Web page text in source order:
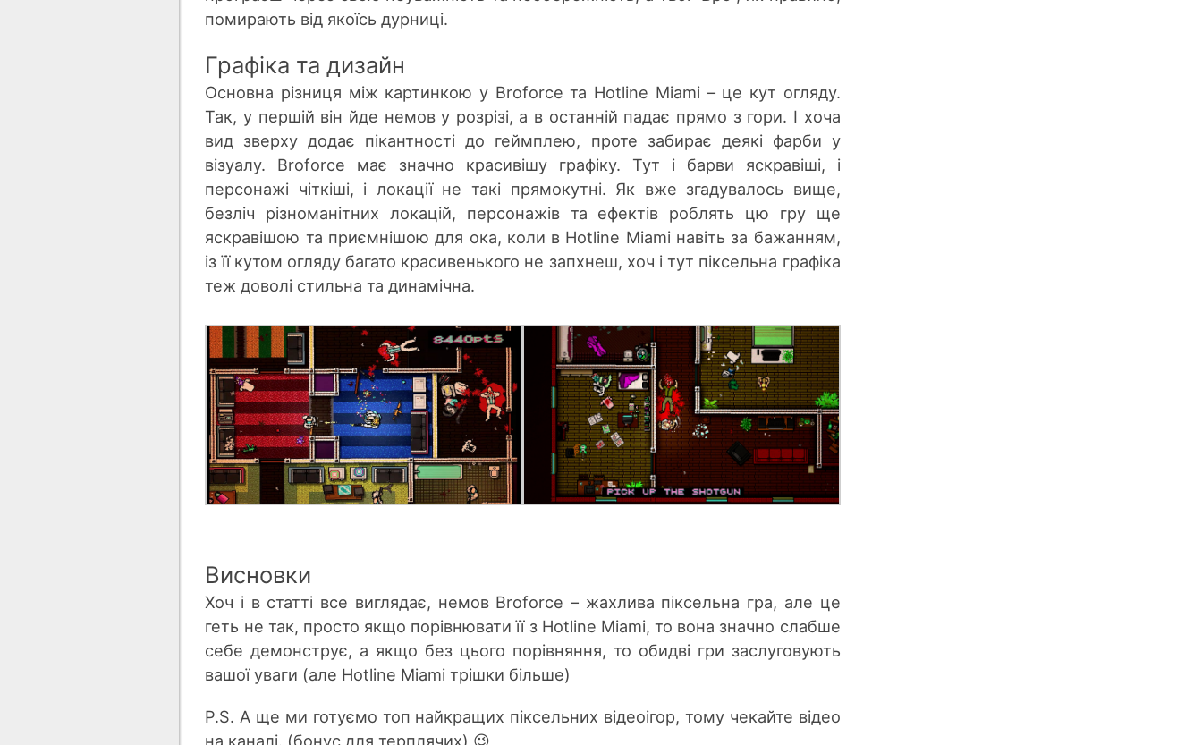
помирають від якоїсь дурниці.
Графіка та дизайн
Основна різниця між картинкою у Broforce та Hotline Miami – це кут огляду.
Так, у першій він йде немов у розрізі, а в останній падає прямо з гори. І хоча
вид зверху додає пікантності до геймплею, проте забирає деякі фарби у
візуалу. Broforce має значно красивішу графіку. Тут і барви яскравіші, і
персонажі чіткіші, і локації не такі прямокутні. Як вже згадувалось вище,
безліч різноманітних локацій, персонажів та ефектів роблять цю гру ще
яскравішою та приємнішою для ока, коли в Hotline Miami навіть за бажанням,
із її кутом огляду багато красивенького не запхнеш, хоч і тут піксельна графіка
теж доволі стильна та динамічна.
Висновки
Хоч і в статті все виглядає, немов Broforce – жахлива піксельна гра, але це
геть не так, просто якщо порівнювати її з Hotline Miami, то вона значно слабше
себе демонструє, а якщо без цього порівняння, то обидві гри заслуговують
вашої уваги (але Hotline Miami трішки більше)
P.S. А ще ми готуємо топ найкращих піксельних відеоігор, тому чекайте відео
на каналі. (бонус для терплячих) 😉